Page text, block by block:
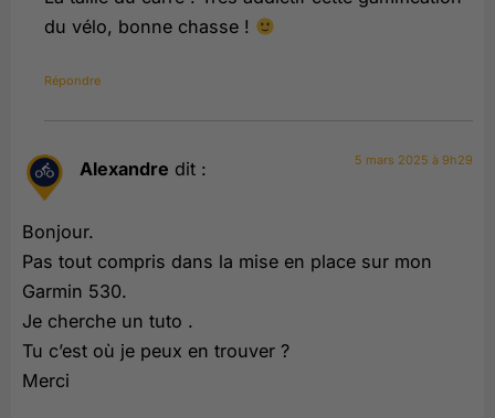
du vélo, bonne chasse !
Répondre
Alexandre dit : 5 mars 2025 à 9h29
Bonjour.
Pas tout compris dans la mise en place sur mon
Garmin 530.
Je cherche un tuto .
Tu c’est où je peux en trouver ?
Merci